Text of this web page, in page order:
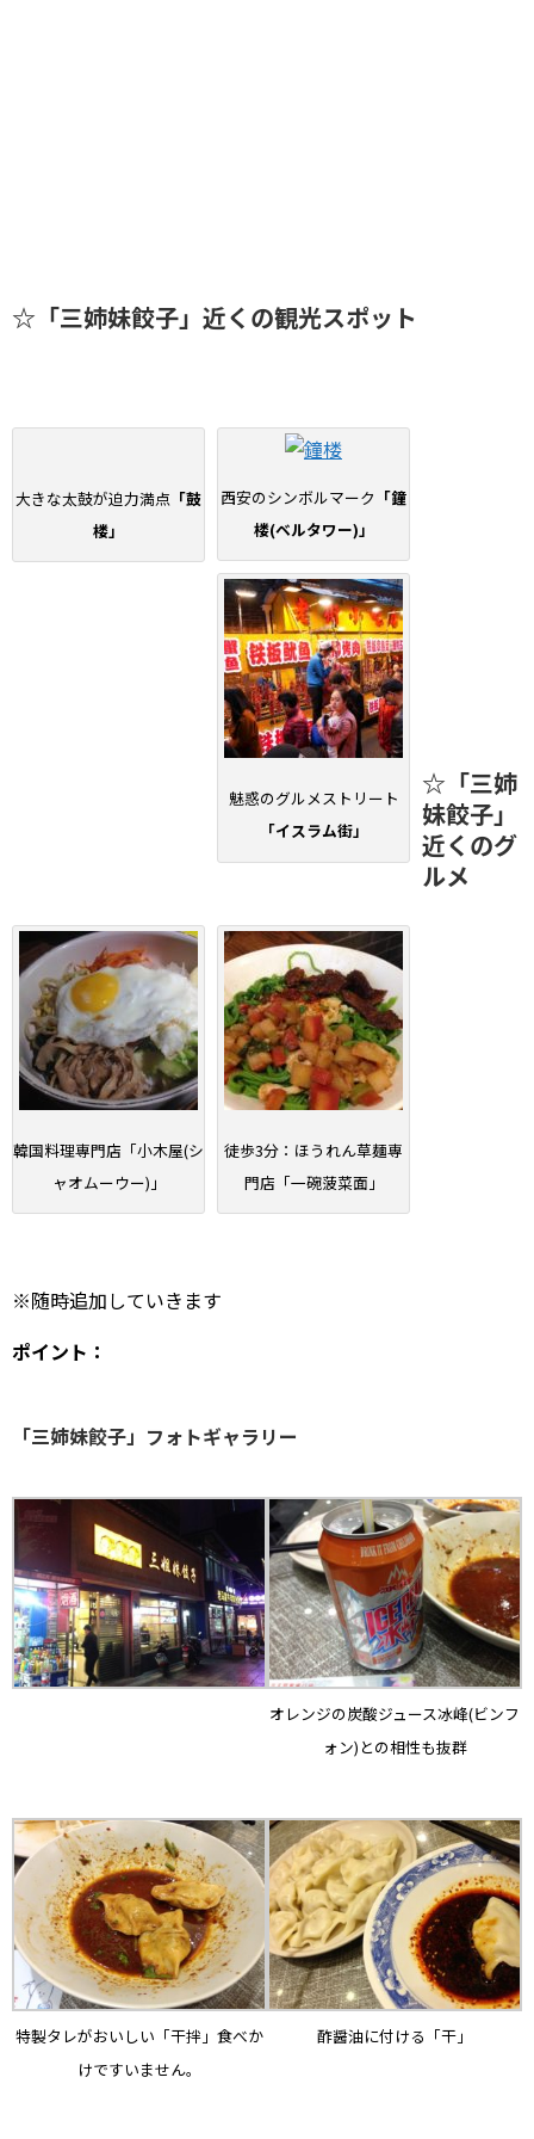
☆「三姉妹餃子」近くの観光スポット
大きな太鼓が迫力満点 「鼓
楼」
西安のシンボルマーク 「鐘
楼(ベルタワー)」
魅惑のグルメストリート
「イスラム街」
☆「三姉
妹餃子」
近くのグ
ルメ
韓国料理専門店「小木屋(シ
ャオムーウー)」
徒歩3分：ほうれん草麺専
門店「一碗菠菜面」
※随時追加していきます
ポイント：
「三姉妹餃子」フォトギャラリー
オレンジの炭酸ジュース冰峰(ビンフ
ォン)との相性も抜群
特製タレがおいしい「干拌」食べか
けですいません。
酢醤油に付ける「干」